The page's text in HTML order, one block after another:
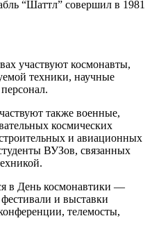
“Шаттл” совершил в 1981
участвуют космонавты,
техники, научные
также военные,
космических
и авиационных
ВУЗов, связанных
в День космонавтики —
и выставки
телемосты,